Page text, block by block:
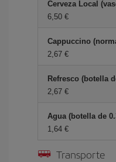
Cerveza Local
6,50 €
Cappuccino
2,67 €
Refresco (botella
2,67 €
Agua (botella de
1,64 €
Transporte